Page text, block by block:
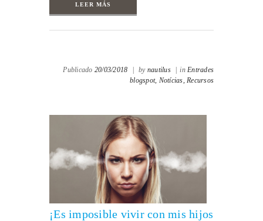
LEER MÁS
Publicado 20/03/2018 | by nautilus | in Entrades
blogspot, Notícias, Recursos
¡Es imposible vivir con mis hijos